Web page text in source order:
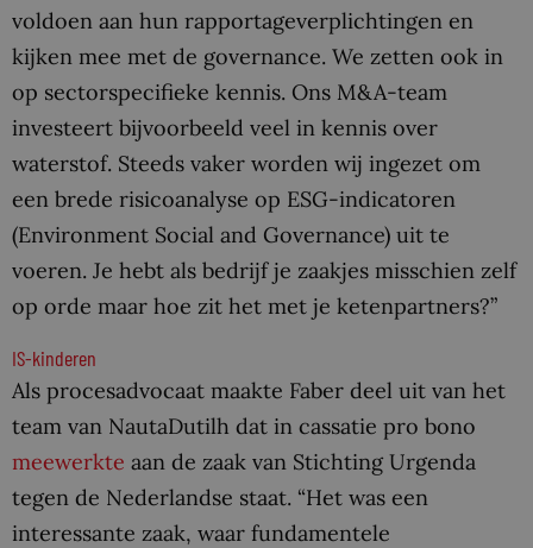
voldoen aan hun rapportageverplichtingen en
kijken mee met de governance. We zetten ook in
op sectorspecifieke kennis. Ons M&A-team
investeert bijvoorbeeld veel in kennis over
waterstof. Steeds vaker worden wij ingezet om
een brede risicoanalyse op ESG-indicatoren
(Environment Social and Governance) uit te
voeren. Je hebt als bedrijf je zaakjes misschien zelf
op orde maar hoe zit het met je ketenpartners?”
IS-kinderen
Als procesadvocaat maakte Faber deel uit van het
team van NautaDutilh dat in cassatie pro bono
meewerkte aan de zaak van Stichting Urgenda
tegen de Nederlandse staat. “Het was een
interessante zaak, waar fundamentele